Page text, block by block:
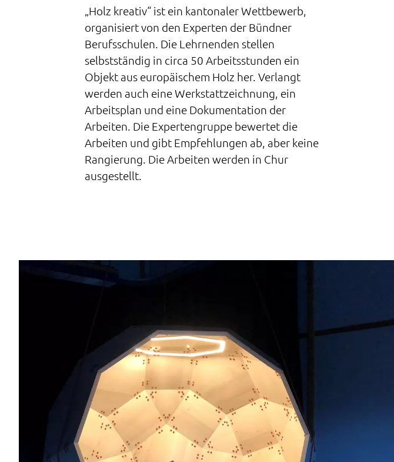
„Holz kreativ“ ist ein kantonaler Wettbewerb,
organisiert von den Experten der Bündner
Berufsschulen. Die Lehrnenden stellen
selbstständig in circa 50 Arbeitsstunden ein
Objekt aus europäischem Holz her. Verlangt
werden auch eine Werkstattzeichnung, ein
Arbeitsplan und eine Dokumentation der
Arbeiten. Die Expertengruppe bewertet die
Arbeiten und gibt Empfehlungen ab, aber keine
Rangierung. Die Arbeiten werden in Chur
ausgestellt.